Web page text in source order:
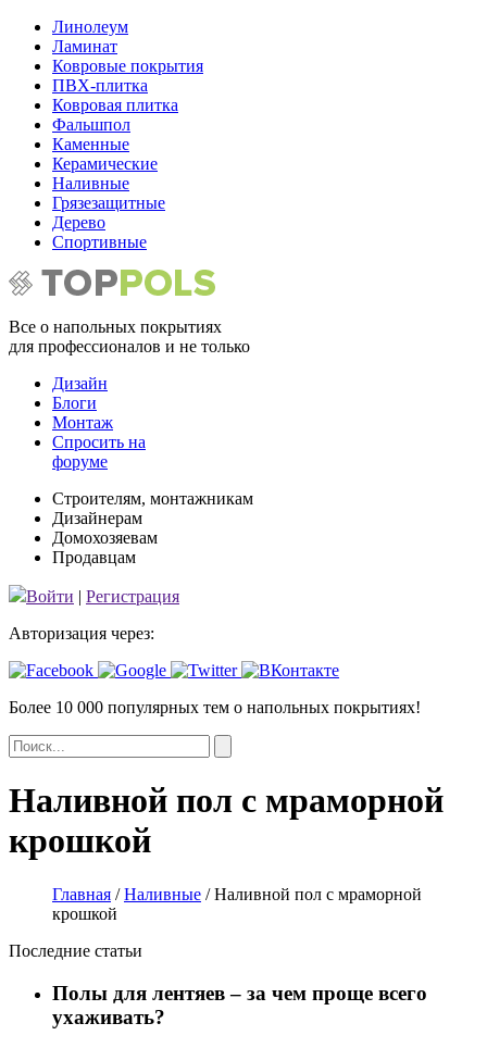
Линолеум
Ламинат
Ковровые покрытия
ПВХ-плитка
Ковровая плитка
Фальшпол
Каменные
Керамические
Наливные
Грязезащитные
Дерево
Спортивные
Все о напольных покрытиях
для профессионалов и не только
Дизайн
Блоги
Монтаж
Спросить на
форуме
Строителям, монтажникам
Дизайнерам
Домохозяевам
Продавцам
Войти | Регистрация
Авторизация через:
Более 10 000 популярных тем о напольных покрытиях!
Наливной пол с мраморной
крошкой
Главная / Наливные / Наливной пол с мраморной
крошкой
Последние статьи
Полы для лентяев – за чем проще всего
ухаживать?